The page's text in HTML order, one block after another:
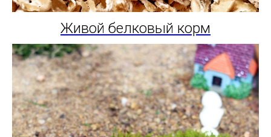
Живой белковый корм